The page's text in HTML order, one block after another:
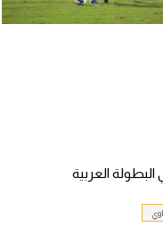
البطولة العربية